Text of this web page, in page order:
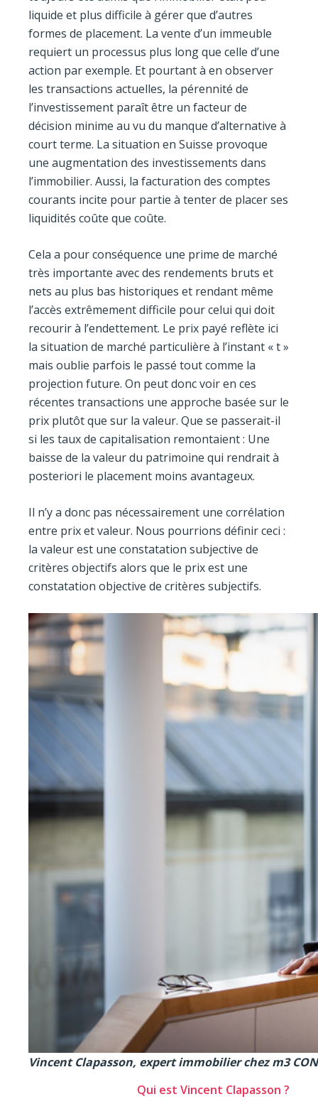
liquide et plus difficile à gérer que d’autres
formes de placement. La vente d’un immeuble
requiert un processus plus long que celle d’une
action par exemple. Et pourtant à en observer
les transactions actuelles, la pérennité de
l’investissement paraît être un facteur de
décision minime au vu du manque d’alternative à
court terme. La situation en Suisse provoque
une augmentation des investissements dans
l’immobilier. Aussi, la facturation des comptes
courants incite pour partie à tenter de placer ses
liquidités coûte que coûte.
Cela a pour conséquence une prime de marché
très importante avec des rendements bruts et
nets au plus bas historiques et rendant même
l’accès extrêmement difficile pour celui qui doit
recourir à l’endettement. Le prix payé reflète ici
la situation de marché particulière à l’instant « t »
mais oublie parfois le passé tout comme la
projection future. On peut donc voir en ces
récentes transactions une approche basée sur le
prix plutôt que sur la valeur. Que se passerait-il
si les taux de capitalisation remontaient : Une
baisse de la valeur du patrimoine qui rendrait à
posteriori le placement moins avantageux.
Il n’y a donc pas nécessairement une corrélation
entre prix et valeur. Nous pourrions définir ceci :
la valeur est une constatation subjective de
critères objectifs alors que le prix est une
constatation objective de critères subjectifs.
Vincent Clapasson, expert immobilier chez m3
Qui est Vincent Clapasson ?